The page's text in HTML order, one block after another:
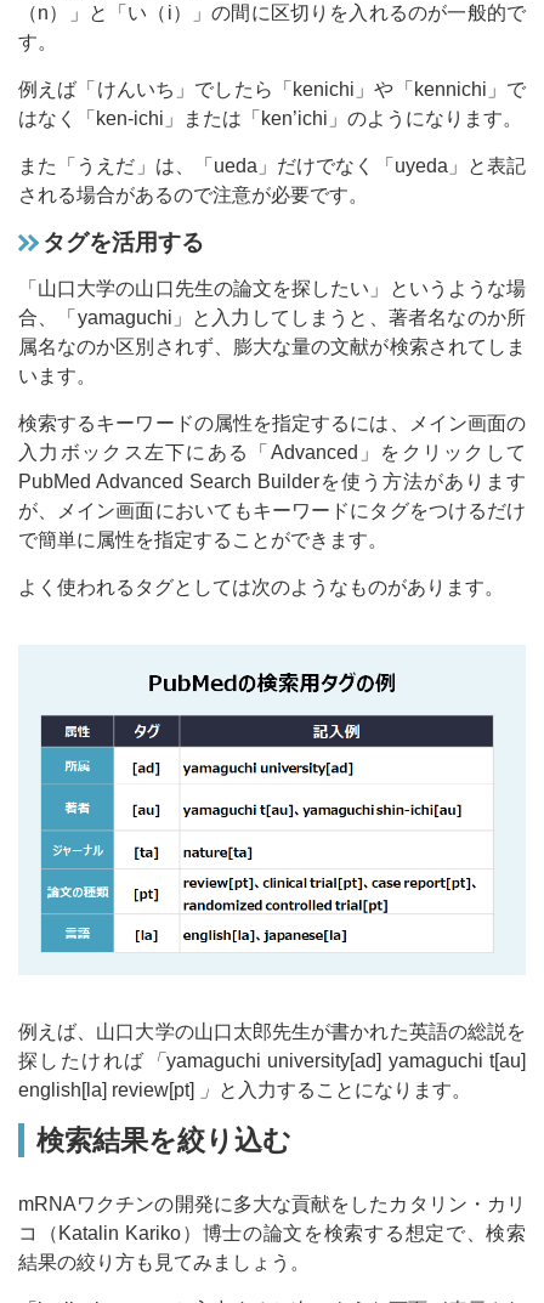
（n）」と「い（i）」の間に区切りを入れるのが一般的で
す。
例えば「けんいち」でしたら「kenichi」や「kennichi」で
はなく「ken-ichi」または「ken’ichi」のようになります。
また「うえだ」は、「ueda」だけでなく「uyeda」と表記
される場合があるので注意が必要です。
タグを活用する
「山口大学の山口先生の論文を探したい」というような場
合、「yamaguchi」と入力してしまうと、著者名なのか所
属名なのか区別されず、膨大な量の文献が検索されてしま
います。
検索するキーワードの属性を指定するには、メイン画面の
入力ボックス左下にある「Advanced」をクリックして
PubMed Advanced Search Builderを使う方法があります
が、メイン画面においてもキーワードにタグをつけるだけ
で簡単に属性を指定することができます。
よく使われるタグとしては次のようなものがあります。
例えば、山口大学の山口太郎先生が書かれた英語の総説を
探したければ 「 yamaguchi university[ad] yamaguchi t[au]
english[la] review[pt]
」 と入力することになります。
検索結果を絞り込む
mRNAワクチンの開発に多大な貢献をしたカタリン・カリ
コ（Katalin Kariko）博士の論文を検索する想定で、検索
結果の絞り方も見てみましょう。